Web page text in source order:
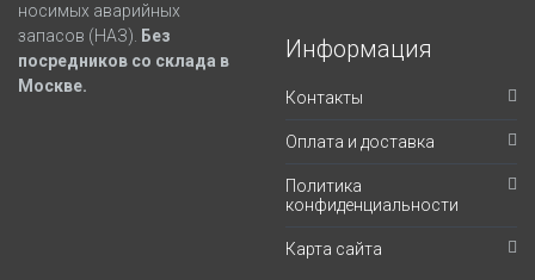
носимых аварийных
запасов (НАЗ). Без
посредников со склада в
Москве.
Информация
Контакты
Оплата и доставка
Политика
конфиденциальности
Карта сайта